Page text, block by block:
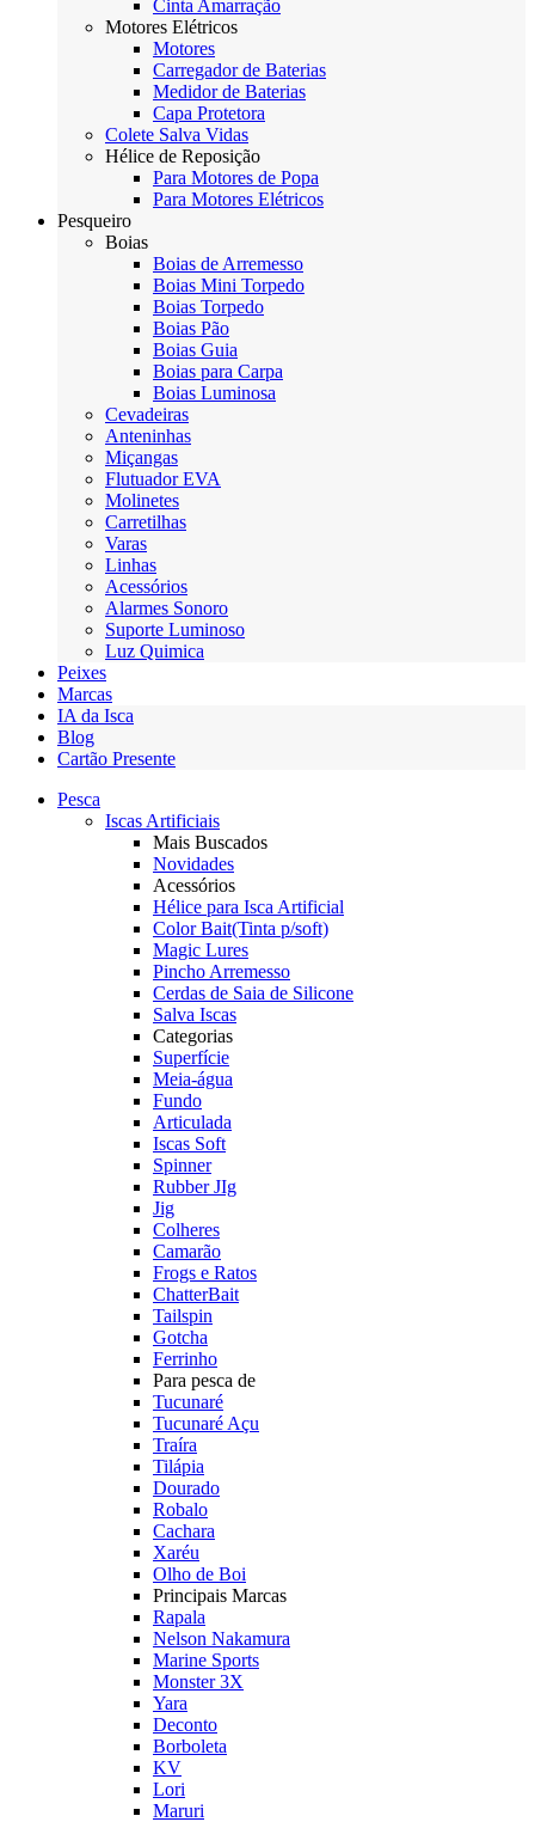
Cinta Amarração
Motores Elétricos
Motores
Carregador de Baterias
Medidor de Baterias
Capa Protetora
Colete Salva Vidas
Hélice de Reposição
Para Motores de Popa
Para Motores Elétricos
Pesqueiro
Boias
Boias de Arremesso
Boias Mini Torpedo
Boias Torpedo
Boias Pão
Boias Guia
Boias para Carpa
Boias Luminosa
Cevadeiras
Anteninhas
Miçangas
Flutuador EVA
Molinetes
Carretilhas
Varas
Linhas
Acessórios
Alarmes Sonoro
Suporte Luminoso
Luz Quimica
Peixes
Marcas
IA da Isca
Blog
Cartão Presente
Pesca
Iscas Artificiais
Mais Buscados
Novidades
Acessórios
Hélice para Isca Artificial
Color Bait(Tinta p/soft)
Magic Lures
Pincho Arremesso
Cerdas de Saia de Silicone
Salva Iscas
Categorias
Superfície
Meia-água
Fundo
Articulada
Iscas Soft
Spinner
Rubber JIg
Jig
Colheres
Camarão
Frogs e Ratos
ChatterBait
Tailspin
Gotcha
Ferrinho
Para pesca de
Tucunaré
Tucunaré Açu
Traíra
Tilápia
Dourado
Robalo
Cachara
Xaréu
Olho de Boi
Principais Marcas
Rapala
Nelson Nakamura
Marine Sports
Monster 3X
Yara
Deconto
Borboleta
KV
Lori
Maruri